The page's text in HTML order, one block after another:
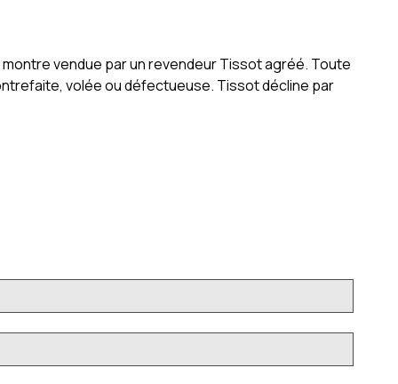
vendue par un revendeur Tissot agréé. Toute
volée ou défectueuse. Tissot décline par